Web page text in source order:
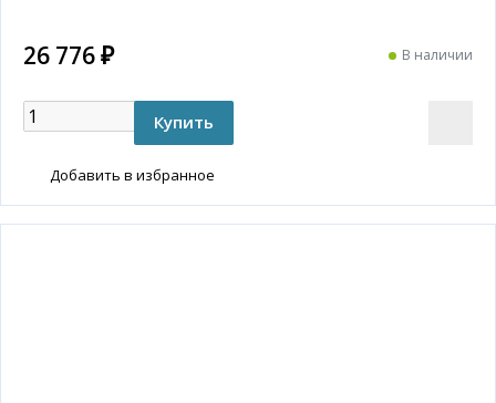
26 776 ₽ В наличии
Добавить в избранное